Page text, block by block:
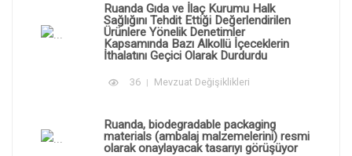
Ruanda Gıda ve İlaç Kurumu Halk
Sağlığını Tehdit Ettiği Değerlendirilen
Ürünlere Yönelik Denetimler
Kapsamında Bazı Alkollü İçeceklerin
İthalatını Geçici Olarak Durdurdu
36 Mevzuat Değişiklikleri
Ruanda, biodegradable packaging
materials (ambalaj malzemelerini) resmi
olarak onaylayacak tasarıyı görüşüyor